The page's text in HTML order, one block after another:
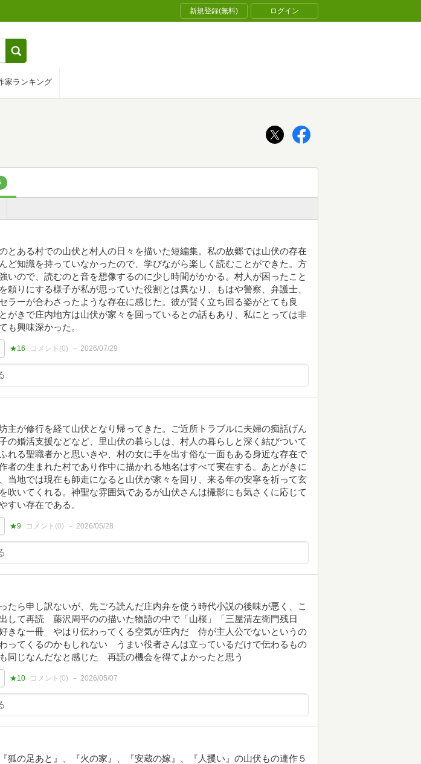
新規登録(無料) ログイン
家ランキング
とある村での山伏と村人の日々を描いた短編集。私の故郷では山伏の存在
ど知識を持っていなかったので、学びながら楽しく読むことができた。方
いので、読むのと音を想像するのに少し時間がかかる。村人が困ったこと
頼りにする様子が私が思っていた役割とは異なり、もはや警察、弁護士、
ラーが合わさったような存在に感じた。彼が賢く立ち回る姿がとても良
がきで庄内地方は山伏が家々を回っているとの話もあり、私にとっては非
も興味深かった。
★16 コメント(0) 2026/07/29
主が修行を経て山伏となり帰ってきた。ご近所トラブルに夫婦の痴話げん
の婚活支援などなど、里山伏の暮らしは、村人の暮らしと深く結びついて
れる聖職者かと思いきや、村の女に手を出す俗な一面もある身近な存在で
者の生まれた村であり作中に描かれる地名はすべて実在する。あとがきに
当地では現在も師走になると山伏が家々を回り、来る年の安寧を祈って玄
吹いてくれる。神聖な雰囲気であるが山伏さんは撮影にも気さくに応じて
すい存在である。
★9 コメント(0) 2026/05/28
たら申し訳ないが、先ごろ読んだ庄内弁を使う時代小説の後味が悪く、こ
して再読 藤沢周平のの描いた物語の中で「山桜」「三屋清左衛門残日
きな一冊 やはり伝わってくる空気が庄内だ 侍が主人公でないというの
ってくるのかもしれない うまい役者さんは立っているだけで伝わるもの
同じなんだなと感じた 再読の機会を得てよかったと思う
★10 コメント(0) 2026/05/07
『狐の足あと』、『火の家』、『安蔵の嫁』、『人攫い』の山伏もの連作５